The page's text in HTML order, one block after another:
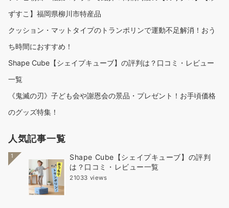
ずすこ】福岡県柳川市特産品
クッション・マットタイプのトランポリンで運動不足解消！おう
ち時間におすすめ！
Shape Cube【シェイプキューブ】の評判は？口コミ・レビュー
一覧
《鬼滅の刃》子ども会や謝恩会の景品・プレゼント！お手頃価格
のグッズ特集！
人気記事一覧
1
Shape Cube【シェイプキューブ】の評判
は？口コミ・レビュー一覧
21033 views